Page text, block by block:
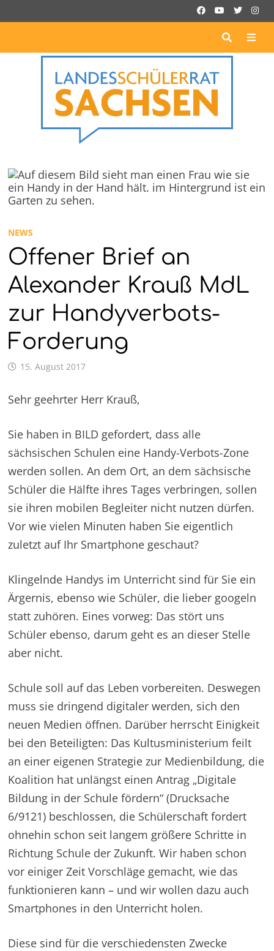
zum
NEWS
Offener Brief an
Alexander Krauß MdL
zur Handyverbots-
Forderung
15. August 2017
Sehr geehrter Herr Krauß,
Sie haben in BILD gefordert, dass alle
sächsischen Schulen eine Handy-Verbots-Zone
werden sollen. An dem Ort, an dem sächsische
Schüler die Hälfte ihres Tages verbringen, sollen
sie ihren mobilen Begleiter nicht nutzen dürfen.
Vor wie vielen Minuten haben Sie eigentlich
zuletzt auf Ihr Smartphone geschaut?
Klingelnde Handys im Unterricht sind für Sie ein
Ärgernis, ebenso wie Schüler, die lieber googeln
statt zuhören. Eines vorweg: Das stört uns
Schüler ebenso, darum geht es an dieser Stelle
aber nicht.
Schule soll auf das Leben vorbereiten. Deswegen
muss sie dringend digitaler werden, sich den
neuen Medien öffnen. Darüber herrscht Einigkeit
bei den Beteiligten: Das Kultusministerium feilt
an einer eigenen Strategie zur Medienbildung, die
Koalition hat unlängst einen Antrag „Digitale
Bildung in der Schule fördern“ (Drucksache
6/9121) beschlossen, die Schülerschaft fordert
ohnehin schon seit langem größere Schritte in
Richtung Schule der Zukunft. Wir haben schon
vor einiger Zeit Vorschläge gemacht, wie das
funktionieren kann – und wir wollen dazu auch
Smartphones in den Unterricht holen.
Diese sind für die verschiedensten Zwecke